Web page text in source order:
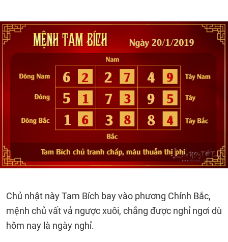
Chủ nhật này Tam Bích bay vào phương Chính Bắc,
mệnh chủ vất vả ngược xuôi, chẳng được nghỉ ngơi dù
hôm nay là ngày nghỉ.